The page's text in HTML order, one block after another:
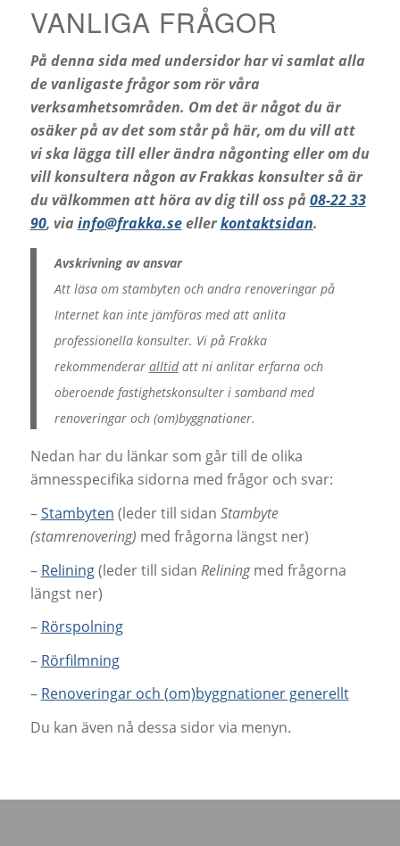
VANLIGA FRÅGOR
På denna sida med undersidor har vi samlat alla
de vanligaste frågor som rör våra
verksamhetsområden. Om det är något du är
osäker på av det som står på här, om du vill att
vi ska lägga till eller ändra någonting eller om du
vill konsultera någon av Frakkas konsulter så är
du välkommen att höra av dig till oss på 08-22 33
90, via info@frakka.seellerkontaktsidan.
Avskrivning av ansvar
Att läsa om stambyten och andra renoveringar på
Internet kan inte jämföras med att anlita
professionella konsulter. Vi på Frakka
rekommenderar alltidatt ni anlitar erfarna och
oberoende fastighetskonsulter i samband med
renoveringar och (om)byggnationer.
Nedan har du länkar som går till de olika
ämnesspecifika sidorna med frågor och svar:
–Stambyten (leder till sidan Stambyte
(stamrenovering) med frågorna längst ner)
– Relining(leder till sidan Reliningmed frågorna
längst ner)
– Rörspolning
– Rörfilmning
– Renoveringar och (om)byggnationer generellt
Du kan även nå dessa sidor via menyn.